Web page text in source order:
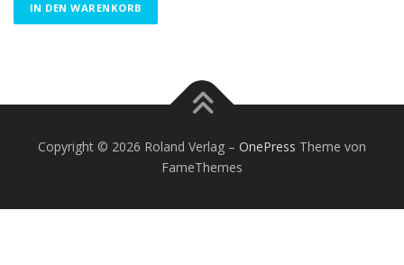
IN DEN WARENKORB
Copyright © 2026 Roland Verlag – OnePress Theme von
FameThemes